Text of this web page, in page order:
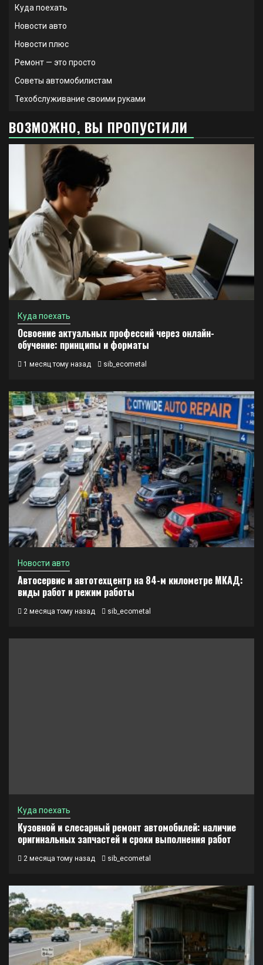
Куда поехать
Новости авто
Новости плюс
Ремонт — это просто
Советы автомобилистам
Техобслуживание своими руками
ВОЗМОЖНО, ВЫ ПРОПУСТИЛИ
Куда поехать
Освоение актуальных профессий через онлайн-
обучение: принципы и форматы
1 месяц тому назад sib_ecometal
Новости авто
Автосервис и автотехцентр на 84-м километре МКАД:
виды работ и режим работы
2 месяца тому назад sib_ecometal
Куда поехать
Кузовной и слесарный ремонт автомобилей: наличие
оригинальных запчастей и сроки выполнения работ
2 месяца тому назад sib_ecometal